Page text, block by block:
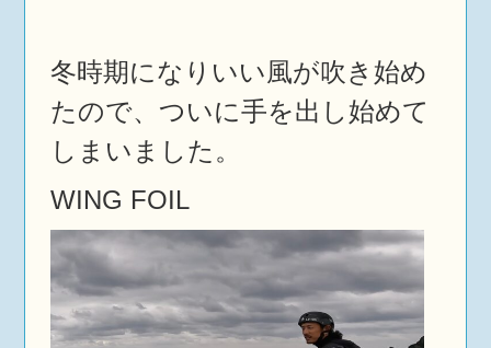
冬時期になりいい風が吹き始め
たので、ついに手を出し始めて
しまいました。
WING FOIL